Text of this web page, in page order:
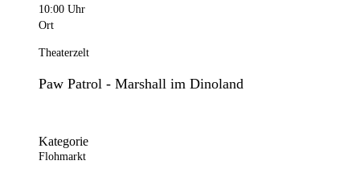
10:00 Uhr
Ort
Theaterzelt
Paw Patrol - Marshall im Dinoland
Kategorie
Flohmarkt